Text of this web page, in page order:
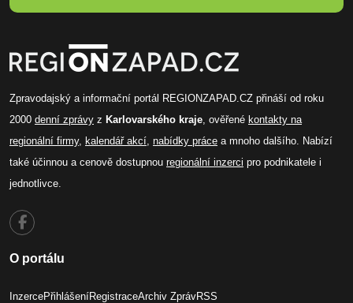
Zpravodajský a informační portál REGIONZAPAD.CZ přináší od roku
2000 denní zprávy z Karlovarského kraje, ověřené kontakty na
regionální firmy, kalendář akcí, nabídky práce a mnoho dalšího. Nabízí
také účinnou a cenově dostupnou regionální inzerci pro podnikatele i
jednotlivce.
O portálu
InzercePřihlášeníRegistraceArchiv ZprávRSS